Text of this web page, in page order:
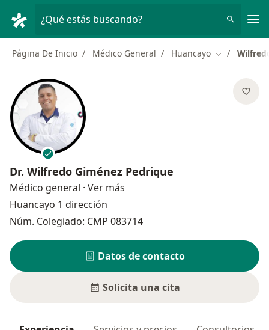
¿Qué estás buscando?
Página De Inicio Médico General Huancayo Cambiar de
Dr. Wilfredo Giménez Pedrique
Médico general · Ver más
Huancayo 1 dirección
Núm. Colegiado: CMP 083714
Datos de contacto
Solicita una cita